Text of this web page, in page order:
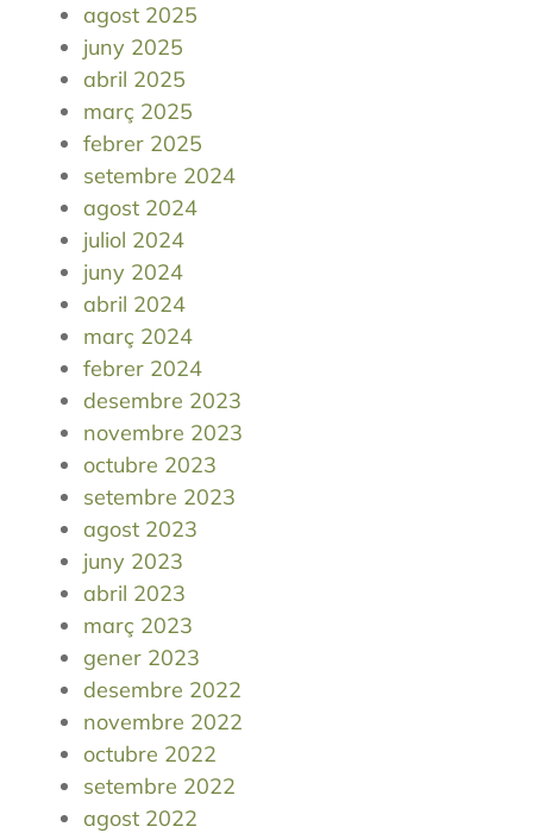
agost 2025
juny 2025
abril 2025
març 2025
febrer 2025
setembre 2024
agost 2024
juliol 2024
juny 2024
abril 2024
març 2024
febrer 2024
desembre 2023
novembre 2023
octubre 2023
setembre 2023
agost 2023
juny 2023
abril 2023
març 2023
gener 2023
desembre 2022
novembre 2022
octubre 2022
setembre 2022
agost 2022